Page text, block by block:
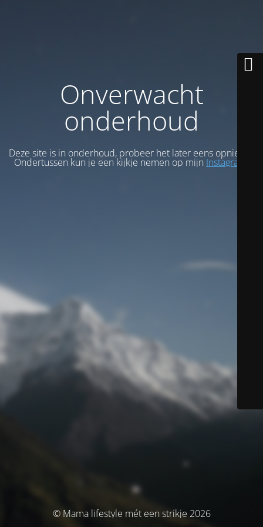
Onverwacht
onderhoud
Deze site is in onderhoud, probeer het later eens opnieuw.
Ondertussen kun je een kijkje nemen op mijn Instagram
© Mama lifestyle mét een strikje 2026